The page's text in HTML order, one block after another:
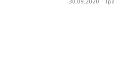
30.09.2020 ·